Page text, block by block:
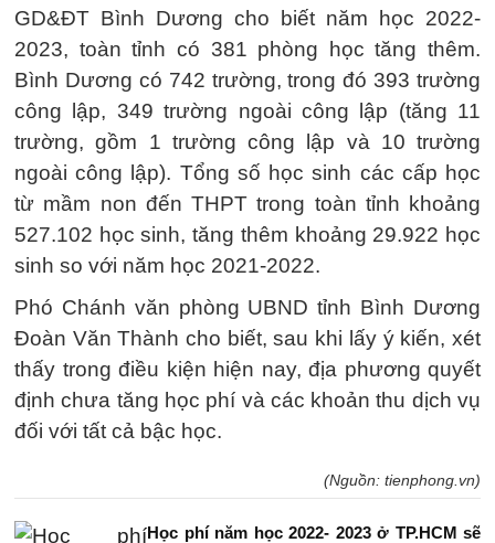
GD&ĐT Bình Dương cho biết năm học 2022-
2023, toàn tỉnh có 381 phòng học tăng thêm.
Bình Dương có 742 trường, trong đó 393 trường
công lập, 349 trường ngoài công lập (tăng 11
trường, gồm 1 trường công lập và 10 trường
ngoài công lập). Tổng số học sinh các cấp học
từ mầm non đến THPT trong toàn tỉnh khoảng
527.102 học sinh, tăng thêm khoảng 29.922 học
sinh so với năm học 2021-2022.
Phó Chánh văn phòng UBND tỉnh Bình Dương
Đoàn Văn Thành cho biết, sau khi lấy ý kiến, xét
thấy trong điều kiện hiện nay, địa phương quyết
định chưa tăng học phí và các khoản thu dịch vụ
đối với tất cả bậc học.
(Nguồn: tienphong.vn)
Học phí năm học 2022- 2023 ở TP.HCM sẽ